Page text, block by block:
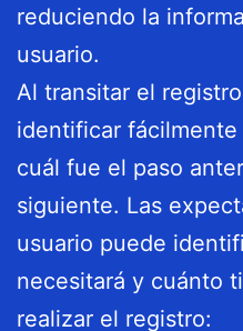
reduciendo la
usuario.
Al transitar el
identificar
cuál fue el paso
siguiente. Las
usuario puede
necesitará y cuánto
realizar el registro: